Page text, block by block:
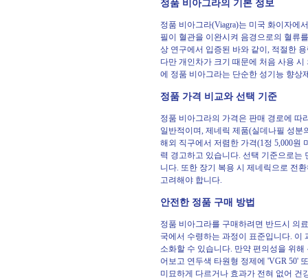
정품 비아그라의 기본 정보
정품 비아그라(Viagra)는 미국 화이자에
필이 혈관을 이완시켜 음경으로의 혈류
상 연구에서 입증된 바와 같이, 적절한
다만 개인차가 크기 때문에 처음 사용
에 정품 비아그라는 단순한 성기능 향상
정품 가격 비교와 선택 기준
정품 비아그라의 가격은 판매 경로에 따
일반적이며, 제네릭 제품(실데나필 성분
해외 직구에서 저렴한 가격(1정 5,000원
력 경고하고 있습니다. 선택 기준으로는
니다. 또한 장기 복용 시 제네릭으로 전
고려해야 합니다.
안전한 정품 구매 방법
정품 비아그라를 구매하려면 반드시 의
국에서 수령하는 과정이 표준입니다. 이
소화할 수 있습니다. 만약 편의성을 위
어보고 연두색 타원형 정제에 'VGR 50'
미묘하게 다르거나 효과가 전혀 없어 건